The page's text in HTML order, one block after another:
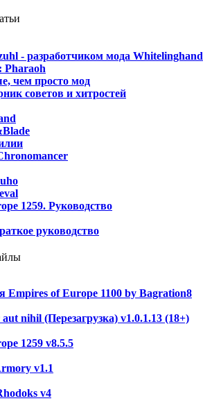
- разработчиком мода Whitelinghand
Pharaoh
чем просто мод
советов и хитростей
1259. Руководство
руководство
Empires of Europe 1100 by Bagration8
nihil (Перезагрузка) v1.0.1.13 (18+)
1259 v8.5.5
v1.1
v4